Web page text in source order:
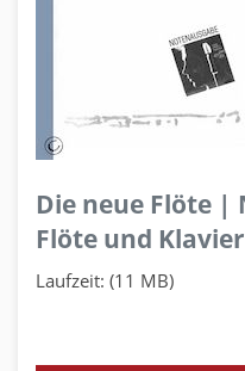
Die neue Flöte |
Flöte und Klavier
Laufzeit: (11 MB)